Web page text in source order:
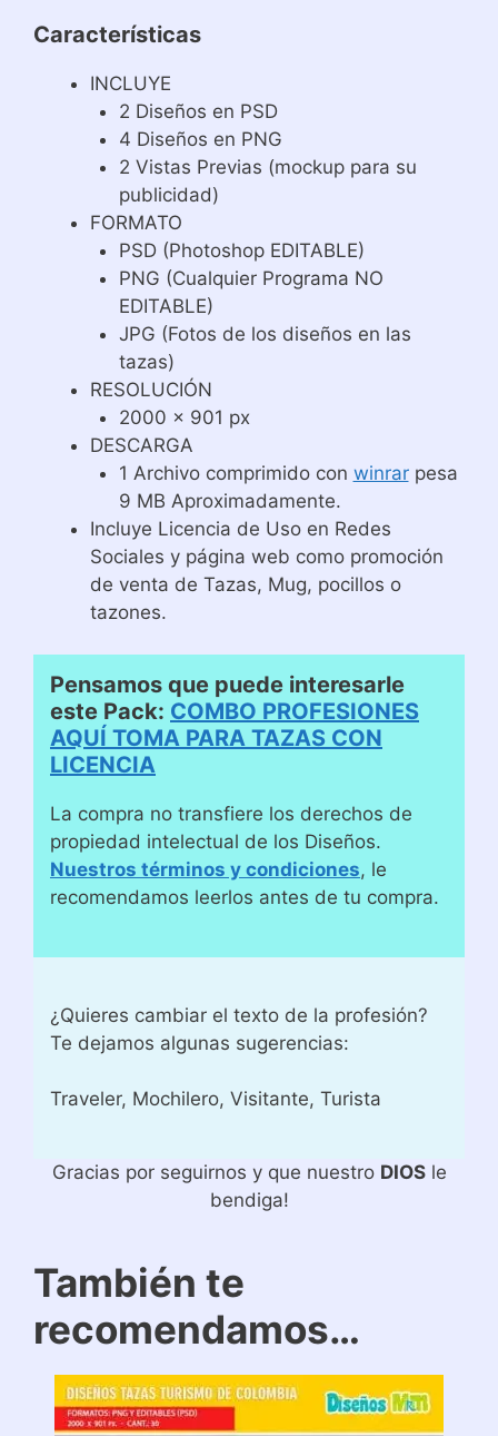
Características
INCLUYE
2 Diseños en PSD
4 Diseños en PNG
2 Vistas Previas (mockup para su
publicidad)
FORMATO
PSD (Photoshop EDITABLE)
PNG (Cualquier Programa NO
EDITABLE)
JPG (Fotos de los diseños en las
tazas)
RESOLUCIÓN
2000 x 901 px
DESCARGA
1 Archivo comprimido con winrarpesa
9 MB Aproximadamente.
Incluye Licencia de Uso en Redes
Sociales y página web como promoción
de venta de Tazas, Mug, pocillos o
tazones.
Pensamos que puede interesarle
este Pack: COMBO PROFESIONES
AQUÍ TOMA PARA TAZAS CON
LICENCIA
La compra no transfiere los derechos de
propiedad intelectual de los Diseños.
Nuestros términos y condiciones, le
recomendamos leerlos antes de tu compra.
¿Quieres cambiar el texto de la profesión?
Te dejamos algunas sugerencias:
Traveler, Mochilero, Visitante, Turista
Gracias por seguirnos y que nuestro DIOSle
bendiga!
También te
recomendamos…